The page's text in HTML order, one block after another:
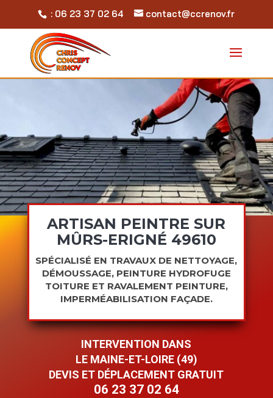
: 06 23 37 02 64 contact@ccrenov.fr
ARTISAN PEINTRE SUR
MÛRS-ERIGNÉ 49610
SPÉCIALISÉ EN TRAVAUX DE NETTOYAGE,
DÉMOUSSAGE, PEINTURE HYDROFUGE
TOITURE ET RAVALEMENT PEINTURE,
IMPERMÉABILISATION FAÇADE.
INTERVENTION DANS
LE MAINE-ET-LOIRE (49)
DEVIS ET DÉPLACEMENT GRATUIT
06 23 37 02 64